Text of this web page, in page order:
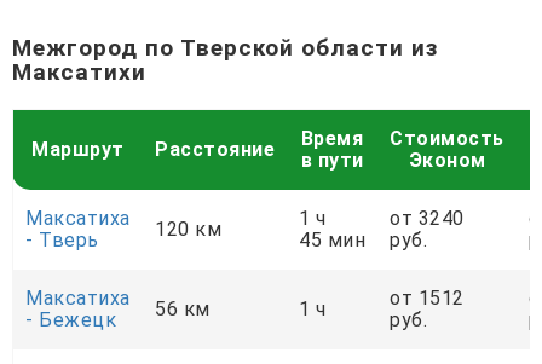
Межгород по Тверской области из
Максатихи
Маршрут Расстояние
Время
в пути
Стоимость
Эконом
Максатиха
- Тверь
120 км
1 ч
45 мин
от 3240
руб.
Максатиха
- Бежецк
56 км 1 ч
от 1512
руб.